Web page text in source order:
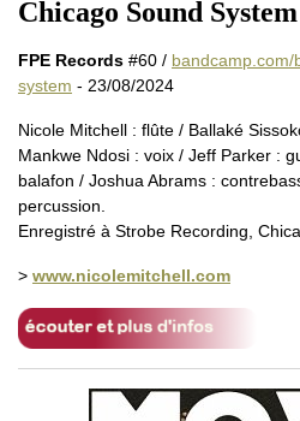
Chicago Sound System
FPE Records #60 /
system - 23/08/2024
Nicole Mitchell : flûte / Ballaké
Mankwe Ndosi : voix / Jeff Parker :
balafon / Joshua Abrams :
percussion.
Enregistré à Strobe Recording,
> www.nicolemitchell.com